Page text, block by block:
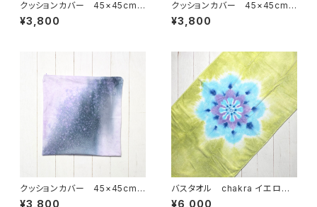
クッションカバー 45×45cm
しずく モノトーン
¥3,800
クッションカバー 45×45cm
チャクラ パープル ネル起毛
¥3,800
クッションカバー 45×45cm
ぎんがのしずく パープル×グ
¥3,800
バスタオル chakra イエロー
グリーン
¥6,000